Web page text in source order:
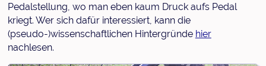
Pedalstellung, wo man eben kaum Druck aufs Pedal
kriegt. Wer sich dafür interessiert, kann die
(pseudo-)wissenschaftlichen Hintergründe hier
nachlesen.